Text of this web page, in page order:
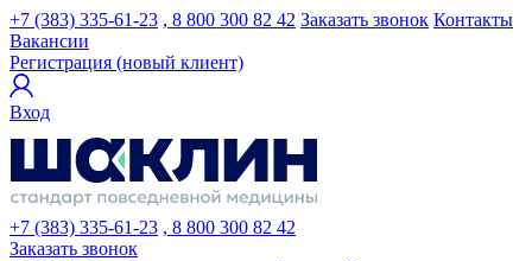
+7 (383) 335-61-23 , 8 800 300 82 42 Заказать звонок Контакты
Вакансии
Регистрация (новый клиент)
Вход
+7 (383) 335-61-23 , 8 800 300 82 42
Заказать звонок